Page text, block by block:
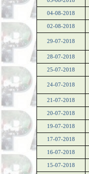
04-08-2018
02-08-2018
29-07-2018
28-07-2018
25-07-2018
24-07-2018
21-07-2018
20-07-2018
19-07-2018
17-07-2018
16-07-2018
15-07-2018